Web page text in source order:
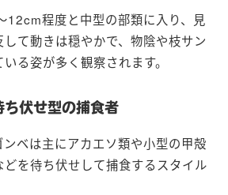
12cm程度と中型の部類に入り、見
て動きは穏やかで、物陰や枝サン
る姿が多く観察されます。
ち伏せ型の捕食者
ベは主にアカエソ類や小型の甲殻
を待ち伏せして捕食するスタイル